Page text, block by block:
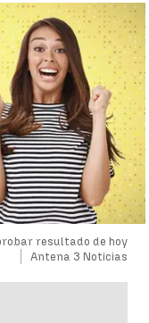
resultado de hoy
Antena 3 Noticias